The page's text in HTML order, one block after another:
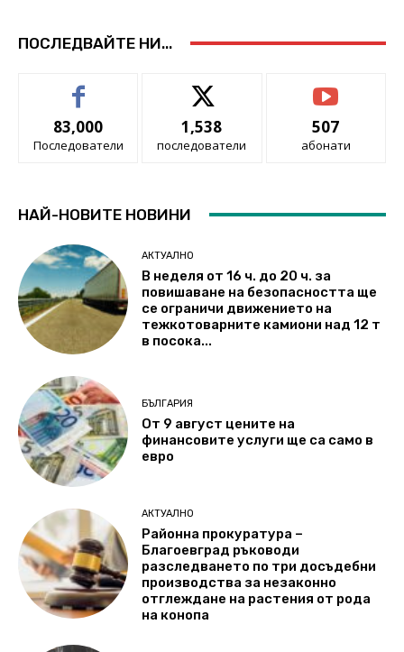
ПОСЛЕДВАЙТЕ НИ...
83,000
Последователи
1,538
последователи
507
абонати
НАЙ-НОВИТЕ НОВИНИ
АКТУАЛНО
В неделя от 16 ч. до 20 ч. за
повишаване на безопасността ще
се ограничи движението на
тежкотоварните камиони над 12 т
в посока...
БЪЛГАРИЯ
От 9 август цените на
финансовите услуги ще са само в
евро
АКТУАЛНО
Районна прокуратура –
Благоевград ръководи
разследването по три досъдебни
производства за незаконно
отглеждане на растения от рода
на конопа